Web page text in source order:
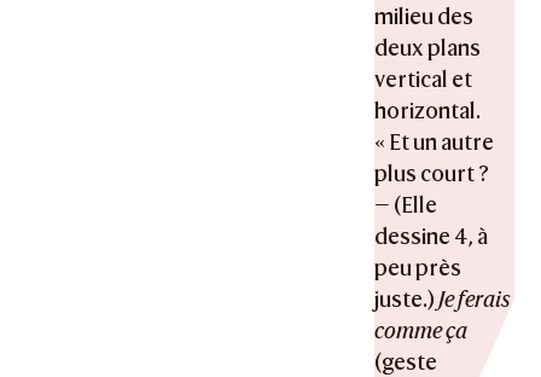
milieu des
deux plans
vertical et
horizontal.
« Et un autre
plus court ?
— (Elle
dessine 4, à
peu près
juste.)Je ferais
comme ça
(geste